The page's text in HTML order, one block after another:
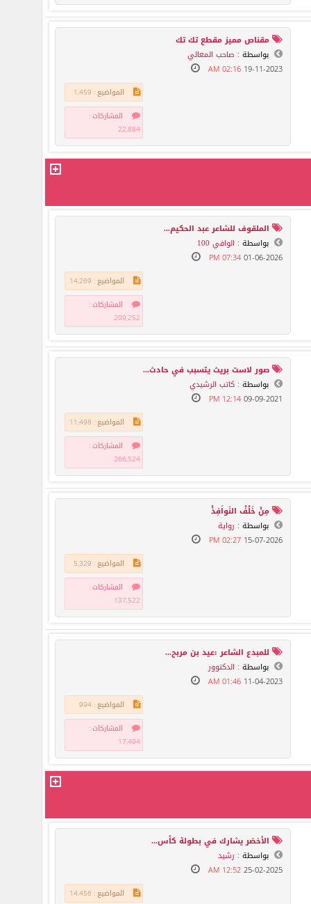
مقناص مميز مقطع تك تك
بواسطة : صاحب المعالي
19-11-2023
02:16 AM
المواضيع : 1,459
المشاركات :
22,884
الملقوف للشاعر عبد الحكيم...
بواسطة : الوافي 100
01-06-2026
07:34 PM
المواضيع : 14,269
المشاركات :
209,252
صور لاست بريث يتسبب في حادث...
بواسطة : كاتب الرشيدي
09-09-2021
12:14 PM
المواضيع : 11,498
المشاركات :
266,524
مِنْ خَلْفْ النَواَفِذْ
بواسطة : رواية
15-07-2026
02:27 PM
المواضيع : 5,329
المشاركات :
137,522
للمبدع الشاعر :عيد بن مربح...
بواسطة : الدكتوور
11-04-2023
01:46 AM
المواضيع : 994
المشاركات :
17,494
الأخضر يشارك في بطولة كأس...
بواسطة : رشيد
25-02-2025
12:52 AM
المواضيع : 14,456